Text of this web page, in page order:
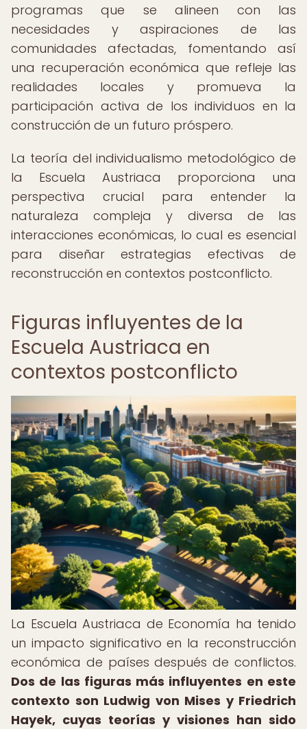
programas que se alineen con las
necesidades y aspiraciones de las
comunidades afectadas, fomentando así
una recuperación económica que refleje las
realidades locales y promueva la
participación activa de los individuos en la
construcción de un futuro próspero.
La teoría del individualismo metodológico de
la Escuela Austriaca proporciona una
perspectiva crucial para entender la
naturaleza compleja y diversa de las
interacciones económicas, lo cual es esencial
para diseñar estrategias efectivas de
reconstrucción en contextos postconflicto.
Figuras influyentes de la
Escuela Austriaca en
contextos postconflicto
La Escuela Austriaca de Economía ha tenido
un impacto significativo en la reconstrucción
económica de países después de conflictos.
Dos de las figuras más influyentes en este
contexto son Ludwig von Mises y Friedrich
Hayek, cuyas teorías y visiones han sido